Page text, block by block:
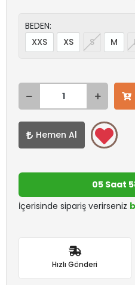
BEDEN:
XXS
XS S M
Hemen Al
05 Saat
İçerisinde sipariş verirseniz
Hızlı Gönderi